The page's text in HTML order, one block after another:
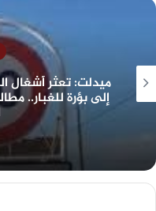
ميدلت: تعثر أشغال
إلى بؤرة للغبار..